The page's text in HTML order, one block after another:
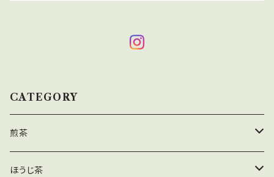
CATEGORY
煎茶
茶葉
ほうじ茶